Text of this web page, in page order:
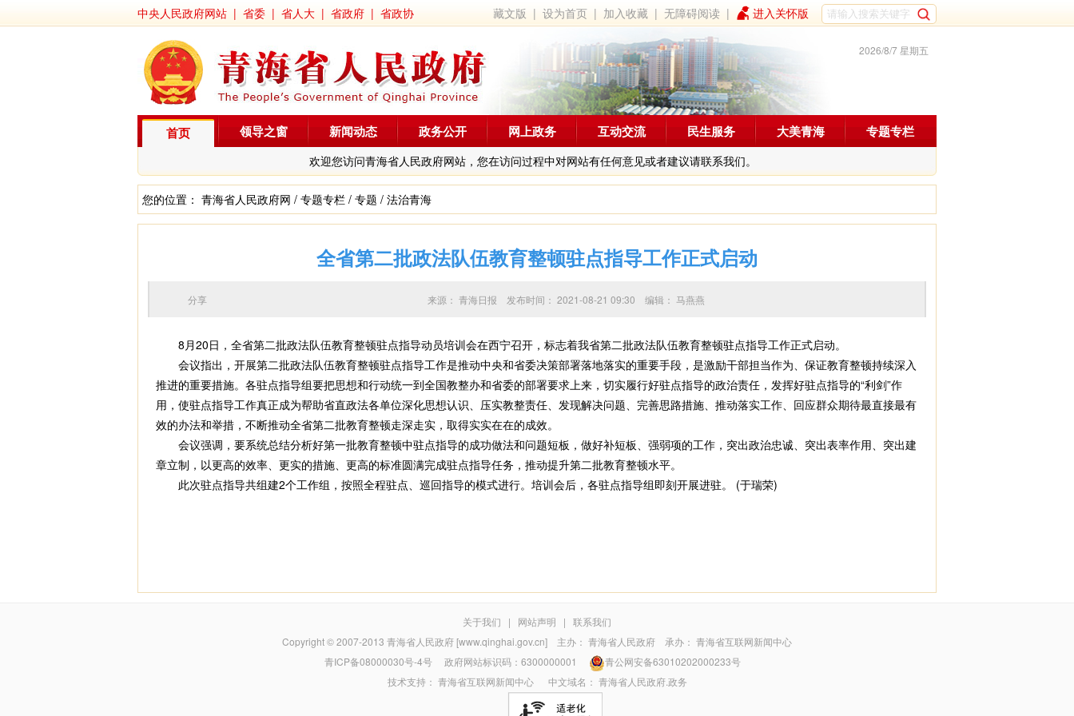
中央人民政府网站 | 省委 | 省人大 | 省政府 | 省政协 藏文版 |设为首页 | 加入收藏 |无障碍阅读 | 进入关怀版
2026/8/7 星期五
首页
欢迎您访问青海省人民政府网站，您在访问过程中对网站有任何意见或者建议请联系我们。
领导之窗 新闻动态 政务公开 网上政务 互动交流 民生服务 大美青海 专题专栏
您的位置： 青海省人民政府网 / 专题专栏 / 专题 / 法治青海
全省第二批政法队伍教育整顿驻点指导工作正式启动
来源： 青海日报 发布时间： 2021-08-21 09:30 编辑： 马燕燕
分享
8月20日，全省第二批政法队伍教育整顿驻点指导动员培训会在西宁召开，标志着我省第二批政法队伍教育整顿驻点指导工作正式启动。
会议指出，开展第二批政法队伍教育整顿驻点指导工作是推动中央和省委决策部署落地落实的重要手段，是激励干部担当作为、保证教育整顿持续深入
推进的重要措施。各驻点指导组要把思想和行动统一到全国教整办和省委的部署要求上来，切实履行好驻点指导的政治责任，发挥好驻点指导的“利剑”作
用，使驻点指导工作真正成为帮助省直政法各单位深化思想认识、压实教整责任、发现解决问题、完善思路措施、推动落实工作、回应群众期待最直接最有
效的办法和举措，不断推动全省第二批教育整顿走深走实，取得实实在在的成效。
会议强调，要系统总结分析好第一批教育整顿中驻点指导的成功做法和问题短板，做好补短板、强弱项的工作，突出政治忠诚、突出表率作用、突出建
章立制，以更高的效率、更实的措施、更高的标准圆满完成驻点指导任务，推动提升第二批教育整顿水平。
此次驻点指导共组建2个工作组，按照全程驻点、巡回指导的模式进行。培训会后，各驻点指导组即刻开展进驻。 (于瑞荣)
关于我们 | 网站声明 | 联系我们
Copyright © 2007-2013 青海省人民政府 [www.qinghai.gov.cn] 主办： 青海省人民政府 承办： 青海省互联网新闻中心
青ICP备08000030号-4号政府网站标识码：6300000001
青公网安备63010202000233号
技术支持： 青海省互联网新闻中心中文域名： 青海省人民政府.政务